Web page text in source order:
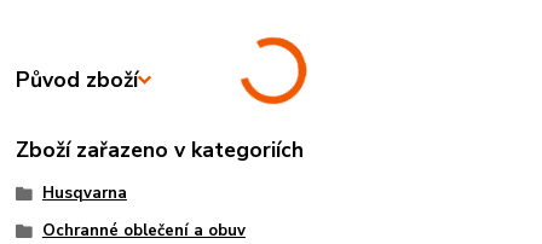
Původ zboží
Zboží zařazeno v kategoriích
Husqvarna
Ochranné oblečení a obuv